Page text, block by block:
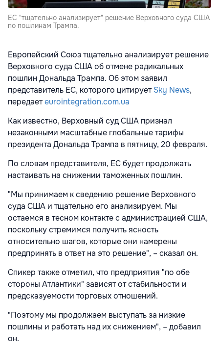
ЕС "тщательно анализирует" решение Верховного суда США
по пошлинам Трампа.
Европейский Союз тщательно анализирует решение
Верховного суда США об отмене радикальных
пошлин Дональда Трампа. Об этом заявил
представитель ЕС, которого цитируетSky News,
передаетeurointegration.com.ua
Как известно, Верховный суд США признал
незаконными масштабные глобальные тарифы
президента Дональда Трампа в пятницу, 20 февраля.
По словам представителя, ЕС будет продолжать
настаивать на снижении таможенных пошлин.
"Мы принимаем к сведению решение Верховного
суда США и тщательно его анализируем. Мы
остаемся в тесном контакте с администрацией США,
поскольку стремимся получить ясность
относительно шагов, которые они намерены
предпринять в ответ на это решение", – сказал он.
Спикер также отметил, что предприятия "по обе
стороны Атлантики" зависят от стабильности и
предсказуемости торговых отношений.
"Поэтому мы продолжаем выступать за низкие
пошлины и работать над их снижением", – добавил
он.